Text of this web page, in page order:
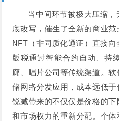
当中间环节被极大压缩
底改写，催生了全新的商业
NFT（非同质化通证）直接向
版税通过智能合约自动、持
廊、唱片公司等传统渠道。
储网络分发应用，成本远低
锐减带来的不仅仅是价格的
和市场权力的重新分配。个